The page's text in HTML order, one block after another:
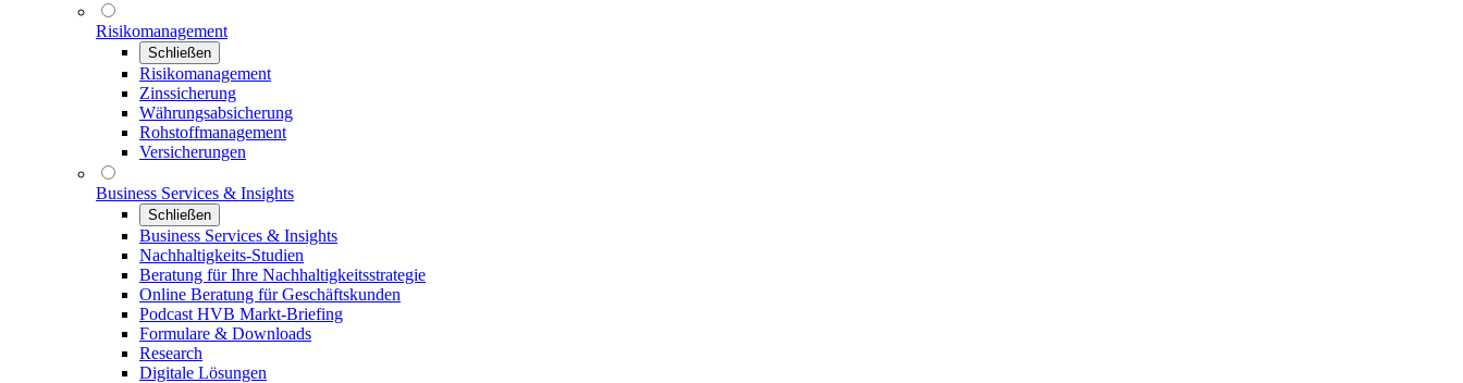
Risikomanagement
Schließen
Risikomanagement
Zinssicherung
Währungsabsicherung
Rohstoffmanagement
Versicherungen
Business Services & Insights
Schließen
Business Services & Insights
Nachhaltigkeits-Studien
Beratung für Ihre Nachhaltigkeitsstrategie
Online Beratung für Geschäftskunden
Podcast HVB Markt-Briefing
Formulare & Downloads
Research
Digitale Lösungen